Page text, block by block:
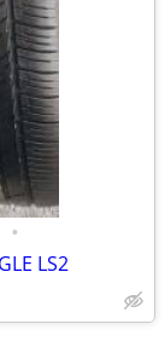
•
LS2